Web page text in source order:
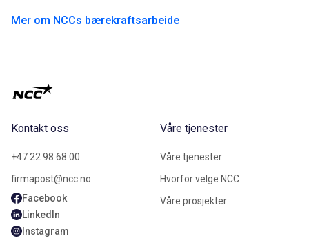
Mer om NCCs bærekraftsarbeide
Kontakt oss
+47 22 98 68 00
firmapost@ncc.no
Facebook
LinkedIn
Instagram
Våre tjenester
Våre tjenester
Hvorfor velge NCC
Våre prosjekter